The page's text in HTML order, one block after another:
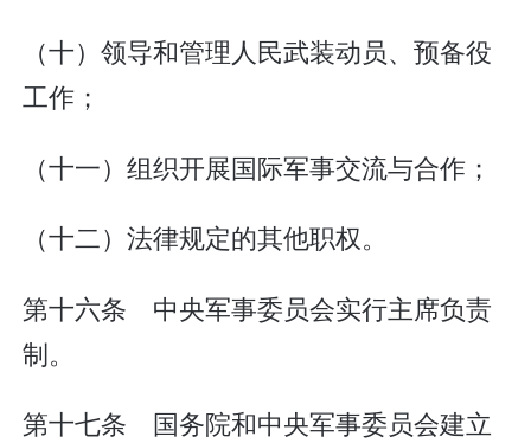
（十）领导和管理人民武装动员、预备役
工作；
（十一）组织开展国际军事交流与合作；
（十二）法律规定的其他职权。
第十六条 中央军事委员会实行主席负责
制。
第十七条 国务院和中央军事委员会建立